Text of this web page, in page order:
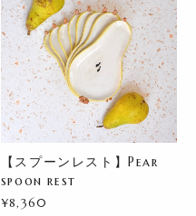
【スプーンレスト】Pear
spoon rest
¥8,360